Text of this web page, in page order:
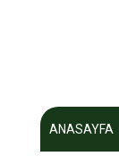
ANASAYFA